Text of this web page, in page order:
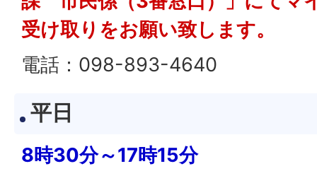
受け取りをお願い致します。
電話：098-893-4640
平日
8時30分～17時15分